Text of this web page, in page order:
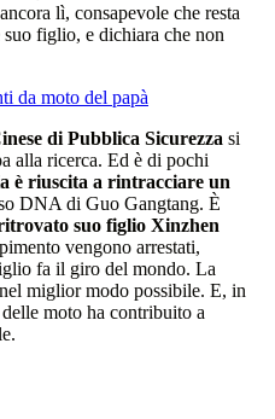
lì, consapevole che resta
figlio, e dichiara che non
da moto del papà
di Pubblica Sicurezza si
alla ricerca. Ed è di pochi
è riuscita a rintracciare un
DNA di Guo Gangtang. È
suo figlio Xinzhen
vengono arrestati,
fa il giro del mondo. La
miglior modo possibile. E, in
moto ha contribuito a